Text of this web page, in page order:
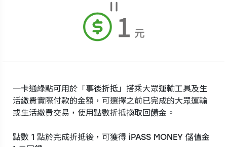
一卡通綠點可用於「事後折抵」搭乘大眾運輸工具及生
活繳費實際付款的金額，可選擇之前已完成的大眾運輸
或生活繳費交易，使用點數折抵換取回饋金。
點數 1 點於完成折抵後，可獲得 iPASS MONEY 儲值金